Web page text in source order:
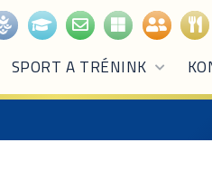
SPORT A TRÉNINK